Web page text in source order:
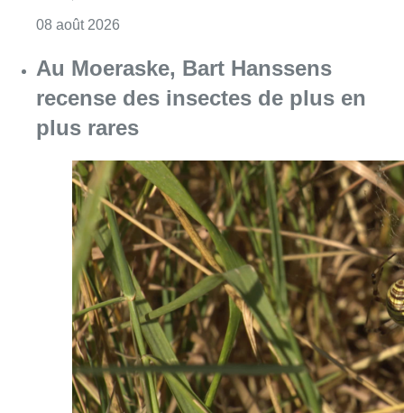
08 août 2026Consulter l'article "Au Moeraske, Bart
Partager l'article
Facebook
TwitterWhatsApp
Share
18 avril 2025- 14h12
Immobilier
propriétaire